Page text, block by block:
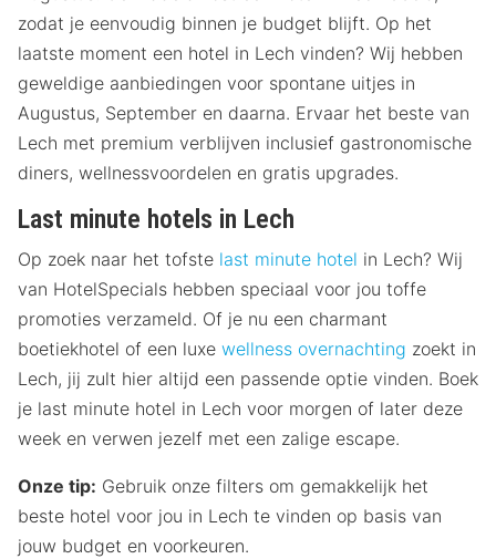
zodat je eenvoudig binnen je budget blijft. Op het
laatste moment een hotel in Lech vinden? Wij hebben
geweldige aanbiedingen voor spontane uitjes in
Augustus, September en daarna. Ervaar het beste van
Lech met premium verblijven inclusief gastronomische
diners, wellnessvoordelen en gratis upgrades.
Last minute hotels in Lech
Op zoek naar het tofste last minute hotel in Lech? Wij
van HotelSpecials hebben speciaal voor jou toffe
promoties verzameld. Of je nu een charmant
boetiekhotel of een luxe wellness overnachting zoekt in
Lech, jij zult hier altijd een passende optie vinden. Boek
je last minute hotel in Lech voor morgen of later deze
week en verwen jezelf met een zalige escape.
Onze tip: Gebruik onze filters om gemakkelijk het
beste hotel voor jou in Lech te vinden op basis van
jouw budget en voorkeuren.